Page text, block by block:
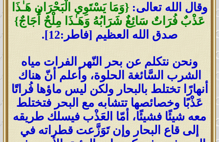
وقال الله تعالى:{وَمَا يَسْتَوِي الْبَحْرَانِ هَـٰذَا
عَذْبٌ فُرَاتٌ سَائِغٌ شَرَابُهُ وَهَـٰذَا مِلْحٌ أُجَاجٌ}
صدق الله العظيم [فاطر:12].
ونحن نتكلم عن بحر النّهر الفرات مياه
الشرب السَّائغة الحلوة، وأعلم أنّ هناك
أنهارًا تختلط بالبحار ولكن ليس ماؤها فُراتًا
عَذْبًا وخصائصها تتشابه مع البحر فتختلط
معه شيئًا فشيئًا، أمّا العَذْب فيسلك طريقه
إلى قاع البحار وإن تَوَزَّعت قطراته في